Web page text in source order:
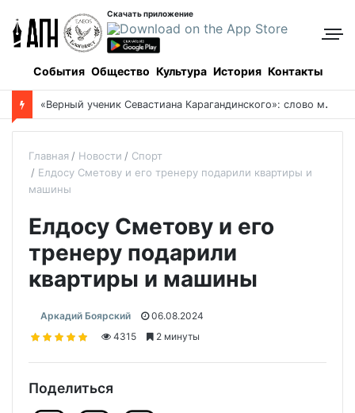
Скачать приложение
События Общество Культура История Контакты
«Верный ученик Севастиана Карагандинского»: слово митрополита Александра о почившем схиархимандрите Пахомии
Главная Новости
Спорт
Елдосу Сметову и его тренеру подарили квартиры и
машины
Елдосу Сметову и его
тренеру подарили
квартиры и машины
Аркадий Боярский
06.08.2024
4315
2 минуты
Поделиться